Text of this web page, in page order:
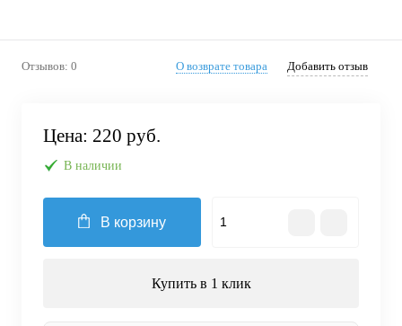
Отзывов: 0 О возврате товара Добавить отзыв
Цена: 220 руб.
В наличии
В корзину
Купить в 1 клик